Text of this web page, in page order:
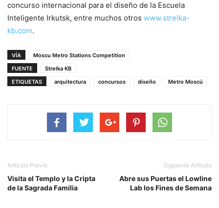
concurso internacional para el diseño de la Escuela
Inteligente Irkutsk, entre muchos otros www.strelka-
kb.com.
VÍA
Moscu Metro Stations Competition
FUENTE
Strelka KB
ETIQUETAS
arquitectura concursos diseño Metro Moscú
Artículo Previo
Visita el Templo y la Cripta
de la Sagrada Familia
Siguiente Artículo
Abre sus Puertas el Lowline
Lab los Fines de Semana